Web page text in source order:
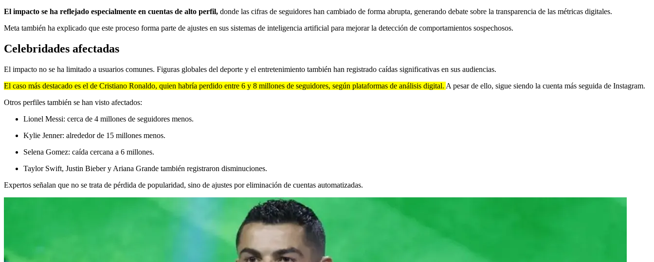
El impacto se ha reflejado especialmente en cuentas de alto perfil, donde las cifras de seguidores han cambiado de forma abrupta, generando debate sobre la transparencia de las métricas digitales.
Meta también ha explicado que este proceso forma parte de ajustes en sus sistemas de inteligencia artificial para mejorar la detección de comportamientos sospechosos.
Celebridades afectadas
El impacto no se ha limitado a usuarios comunes. Figuras globales del deporte y el entretenimiento también han registrado caídas significativas en sus audiencias.
El caso más destacado es el de Cristiano Ronaldo, quien habría perdido entre 6 y 8 millones de seguidores, según plataformas de análisis digital. A pesar de ello, sigue siendo la cuenta más seguida de Instagram.
Otros perfiles también se han visto afectados:
Lionel Messi: cerca de 4 millones de seguidores menos.
Kylie Jenner: alrededor de 15 millones menos.
Selena Gomez: caída cercana a 6 millones.
Taylor Swift, Justin Bieber y Ariana Grande también registraron disminuciones.
Expertos señalan que no se trata de pérdida de popularidad, sino de ajustes por eliminación de cuentas automatizadas.